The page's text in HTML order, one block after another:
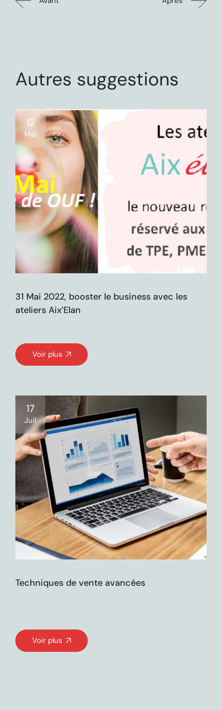
Autres suggestions
12
Mai
31 Mai 2022, booster le business avec les
ateliers Aix’Elan
Voir plus
17
Juil
Techniques de vente avancées
Voir plus